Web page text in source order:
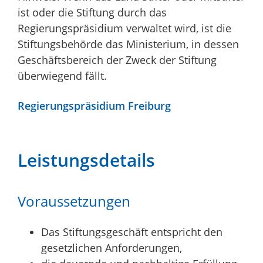
ist oder die Stiftung durch das
Regierungspräsidium verwaltet wird, ist die
Stiftungsbehörde das Ministerium, in dessen
Geschäftsbereich der Zweck der Stiftung
überwiegend fällt.
Regierungspräsidium Freiburg
Leistungsdetails
Voraussetzungen
Das Stiftungsgeschäft entspricht den
gesetzlichen Anforderungen,